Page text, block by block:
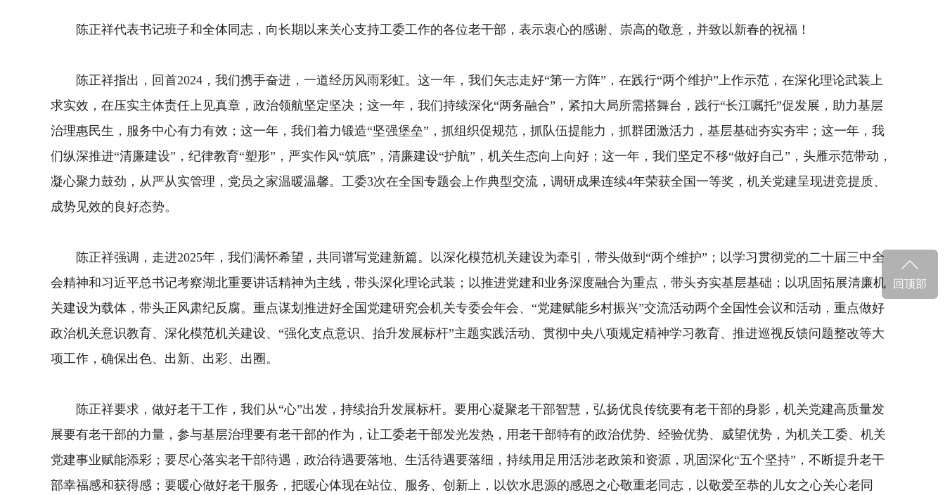
陈正祥代表书记班子和全体同志，向长期以来关心支持工委工作的各位老干部，表示衷心的感谢、崇高的敬意，并致以新春的祝福！
陈正祥指出，回首2024，我们携手奋进，一道经历风雨彩虹。这一年，我们矢志走好“第一方阵”，在践行“两个维护”上作示范，在深化理论武装上
求实效，在压实主体责任上见真章，政治领航坚定坚决；这一年，我们持续深化“两务融合”，紧扣大局所需搭舞台，践行“长江嘱托”促发展，助力基层
治理惠民生，服务中心有力有效；这一年，我们着力锻造“坚强堡垒”，抓组织促规范，抓队伍提能力，抓群团激活力，基层基础夯实夯牢；这一年，我
们纵深推进“清廉建设”，纪律教育“塑形”，严实作风“筑底”，清廉建设“护航”，机关生态向上向好；这一年，我们坚定不移“做好自己”，头雁示范带动，
凝心聚力鼓劲，从严从实管理，党员之家温暖温馨。工委3次在全国专题会上作典型交流，调研成果连续4年荣获全国一等奖，机关党建呈现进竞提质、
成势见效的良好态势。
陈正祥强调，走进2025年，我们满怀希望，共同谱写党建新篇。以深化模范机关建设为牵引，带头做到“两个维护”；以学习贯彻党的二十届三中全
会精神和习近平总书记考察湖北重要讲话精神为主线，带头深化理论武装；以推进党建和业务深度融合为重点，带头夯实基层基础；以巩固拓展清廉机
关建设为载体，带头正风肃纪反腐。重点谋划推进好全国党建研究会机关专委会年会、“党建赋能乡村振兴”交流活动两个全国性会议和活动，重点做好
政治机关意识教育、深化模范机关建设、“强化支点意识、抬升发展标杆”主题实践活动、贯彻中央八项规定精神学习教育、推进巡视反馈问题整改等大
项工作，确保出色、出新、出彩、出圈。
陈正祥要求，做好老干工作，我们从“心”出发，持续抬升发展标杆。要用心凝聚老干部智慧，弘扬优良传统要有老干部的身影，机关党建高质量发
展要有老干部的力量，参与基层治理要有老干部的作为，让工委老干部发光发热，用老干部特有的政治优势、经验优势、威望优势，为机关工委、机关
党建事业赋能添彩；要尽心落实老干部待遇，政治待遇要落地、生活待遇要落细，持续用足用活涉老政策和资源，巩固深化“五个坚持”，不断提升老干
部幸福感和获得感；要暖心做好老干服务，把暖心体现在站位、服务、创新上，以饮水思源的感恩之心敬重老同志，以敬爱至恭的儿女之心关心老同
回顶部